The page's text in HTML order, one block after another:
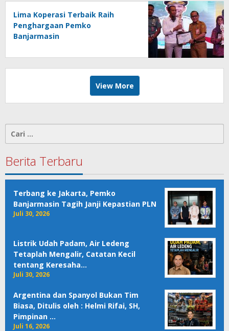
Lima Koperasi Terbaik Raih
Penghargaan Pemko
Banjarmasin
View More
untuk:
Berita Terbaru
Terbang ke Jakarta, Pemko
Banjarmasin Tagih Janji Kepastian PLN
Juli 30, 2026
Listrik Udah Padam, Air Ledeng
Tetaplah Mengalir, Catatan Kecil
tentang Keresaha…
Juli 30, 2026
Argentina dan Spanyol Bukan Tim
Biasa, Ditulis oleh : Helmi Rifai, SH,
Pimpinan …
Juli 16, 2026